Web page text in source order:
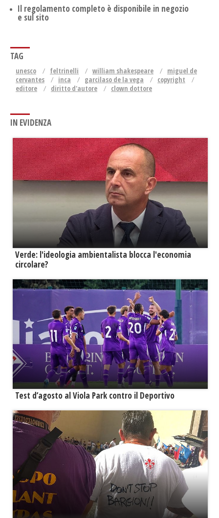
Il regolamento completo è disponibile in negozio
e sul sito
TAG
unesco feltrinelli william shakespeare
miguel de
cervantes
inca garcilaso de la vega
copyright
editore
diritto d'autore clown dottore
IN EVIDENZA
Verde: l'ideologia ambientalista blocca l'economia
circolare?
Test d’agosto al Viola Park contro il Deportivo